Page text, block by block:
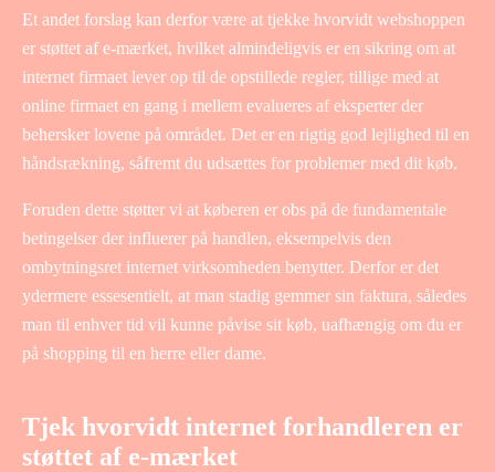
Et andet forslag kan derfor være at tjekke hvorvidt webshoppen
er støttet af e-mærket, hvilket almindeligvis er en sikring om at
internet firmaet lever op til de opstillede regler, tillige med at
online firmaet en gang i mellem evalueres af eksperter der
behersker lovene på området. Det er en rigtig god lejlighed til en
håndsrækning, såfremt du udsættes for problemer med dit køb.
Foruden dette støtter vi at køberen er obs på de fundamentale
betingelser der influerer på handlen, eksempelvis den
ombytningsret internet virksomheden benytter. Derfor er det
ydermere essesentielt, at man stadig gemmer sin faktura, således
man til enhver tid vil kunne påvise sit køb, uafhængig om du er
på shopping til en herre eller dame.
Tjek hvorvidt internet forhandleren er
støttet af e-mærket